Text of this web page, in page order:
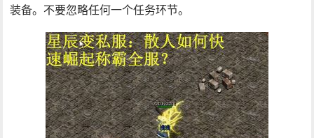
装备。不要忽略任何一个任务环节。